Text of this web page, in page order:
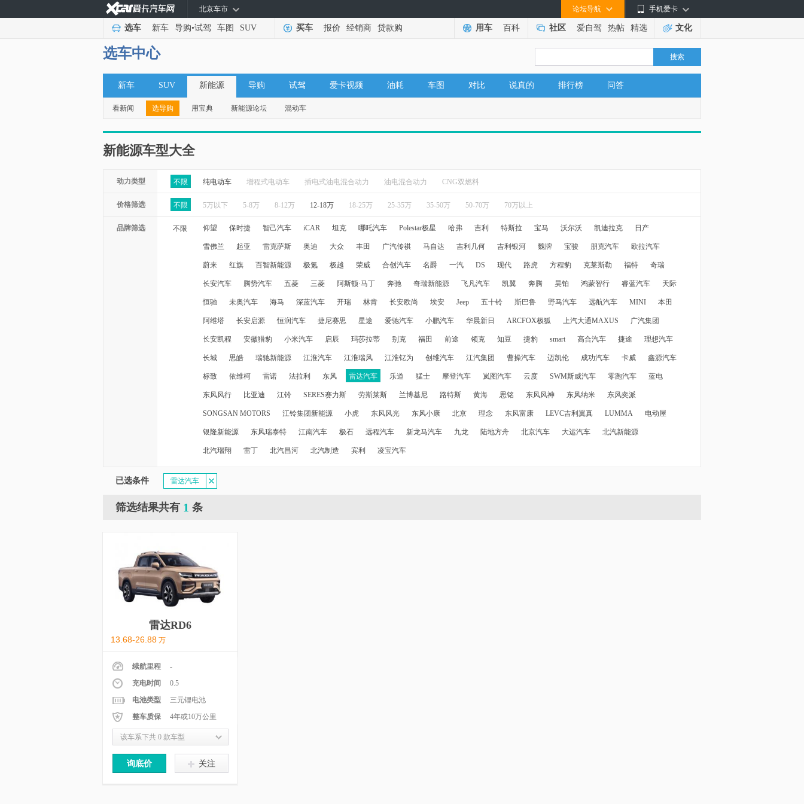
手机爱卡
论坛导航
北京车市
选车 新车 导购•试驾 车图 SUV 买车 报价 经销商 贷款购 用车 百科 社区 爱自驾 热帖 精选 文化
选车中心 搜索
新车 SUV 新能源 导购 试驾 爱卡视频 油耗 车图 对比 说真的 排行榜 问答
看新闻 选导购 用宝典 新能源论坛 混动车
新能源车型大全
动力类型 不限 纯电动车 增程式电动车 插电式油电混合动力 油电混合动力 CNG双燃料
价格筛选 不限 5万以下 5-8万 8-12万 12-18万 18-25万 25-35万 35-50万 50-70万 70万以上
品牌筛选 不限 仰望 保时捷 智己汽车 iCAR 坦克 哪吒汽车 Polestar极星 哈弗 吉利 特斯拉 宝马 沃尔沃 凯迪拉克 日产
雪佛兰 起亚 雷克萨斯 奥迪 大众 丰田 广汽传祺 马自达 吉利几何 吉利银河 魏牌 宝骏 朋克汽车 欧拉汽车
蔚来 红旗 百智新能源 极氪 极越 荣威 合创汽车 名爵 一汽 DS 现代 路虎 方程豹 克莱斯勒 福特 奇瑞
长安汽车 腾势汽车 五菱 三菱 阿斯顿·马丁 奔驰 奇瑞新能源 飞凡汽车 凯翼 奔腾 昊铂 鸿蒙智行 睿蓝汽车 天际
恒驰 未奥汽车 海马 深蓝汽车 开瑞 林肯 长安欧尚 埃安 Jeep 五十铃 斯巴鲁 野马汽车 远航汽车 MINI 本田
阿维塔 长安启源 恒润汽车 捷尼赛思 星途 爱驰汽车 小鹏汽车 华晨新日 ARCFOX极狐 上汽大通MAXUS 广汽集团
长安凯程 安徽猎豹 小米汽车 启辰 玛莎拉蒂 别克 福田 前途 领克 知豆 捷豹 smart 高合汽车 捷途 理想汽车
长城 思皓 瑞驰新能源 江淮汽车 江淮瑞风 江淮钇为 创维汽车 江汽集团 曹操汽车 迈凯伦 成功汽车 卡威 鑫源汽车
标致 依维柯 雷诺 法拉利 东风 雷达汽车 乐道 猛士 摩登汽车 岚图汽车 云度 SWM斯威汽车 零跑汽车 蓝电
东风风行 比亚迪 江铃 SERES赛力斯 劳斯莱斯 兰博基尼 路特斯 黄海 思铭 东风风神 东风纳米 东风奕派
SONGSAN MOTORS 江铃集团新能源 小虎 东风风光 东风小康 北京 理念 东风富康 LEVC吉利翼真 LUMMA 电动屋
银隆新能源 东风瑞泰特 江南汽车 极石 远程汽车 新龙马汽车 九龙 陆地方舟 北京汽车 大运汽车 北汽新能源
北汽瑞翔 雷丁 北汽昌河 北汽制造 宾利 凌宝汽车
已选条件 雷达汽车
筛选结果共有 1 条
雷达RD6
13.68-26.88 万
续航里程
-
充电时间
0.5
电池类型
三元锂电池
整车质保
4年或10万公里
该车系下共 0 款车型
询底价 关注